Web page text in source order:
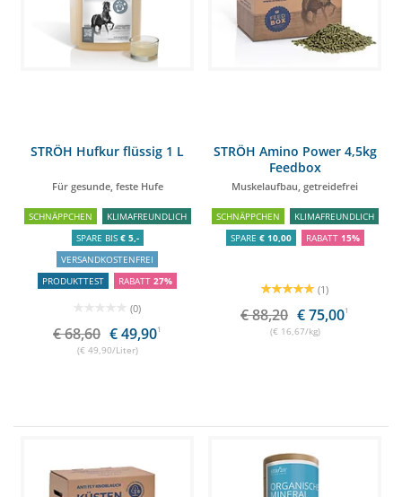
STRÖH Hufkur flüssig 1 L
Für gesunde, feste Hufe
SCHNÄPPCHEN
KLIMAFREUNDLICH
SPARE BIS € 5,-
VERSANDKOSTENFREI
PRODUKTTEST
RABATT 27%
(0)
€ 68,60 € 49,901
(€ 49,90/Liter)
STRÖH Amino Power 4,5kg
Feedbox
Muskelaufbau, getreidefrei
SCHNÄPPCHEN
KLIMAFREUNDLICH
SPARE € 10,00 RABATT 15%
(1)
€ 88,20 € 75,001
(€ 16,67/kg)